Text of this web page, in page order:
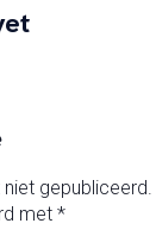
gepubliceerd.
met *